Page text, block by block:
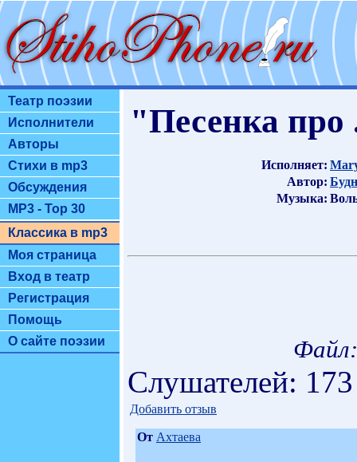
Театр поэзии
Исполнители
Авторы
Стихи в mp3
Обсуждения
MP3 - Top 30
Классика в mp3
Моя страница
Вход в театр
Регистрация
Помощь
О сайте поэзии
"Песенка про
Исполняет:
Автор:
Музыка:
Слушателей:
Добавить отзыв
От Ахтаева